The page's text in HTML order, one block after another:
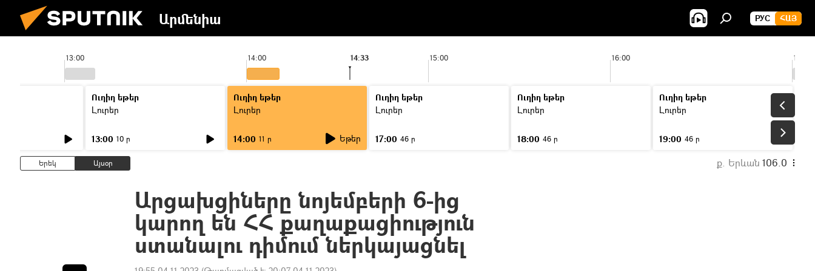
Արմենիա РУС ՀԱՅ
13:00 14:00 15:00 16:00 17:00
14:33
Ուղիղ եթեր
Լուրեր
13:00 10 ր
Ուղիղ եթեր
Լուրեր
14:00 11 ր Եթեր
Ուղիղ եթեր
Լուրեր
17:00 46 ր
Ուղիղ եթեր
Լուրեր
18:00 46 ր
Ուղիղ եթեր
Լուրեր
19:00 46 ր
Երեկ Այսօր ք. Երևան 106.0
Արցախցիները նոյեմբերի 6-ից
կարող են ՀՀ քաղաքացիություն
ստանալու դիմում ներկայացնել